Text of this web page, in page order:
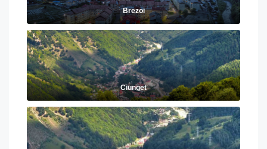
Brezoi
Ciunget